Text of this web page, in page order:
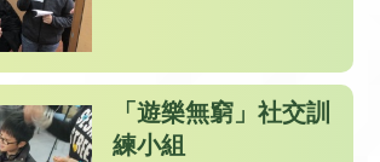
「遊樂無窮」社交訓
練小組